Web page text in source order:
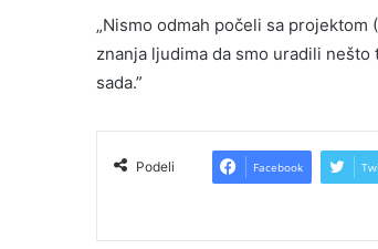
„Nismo odmah počeli sa projektom
znanja ljudima da smo uradili nešto
sada.”
Podeli Facebook